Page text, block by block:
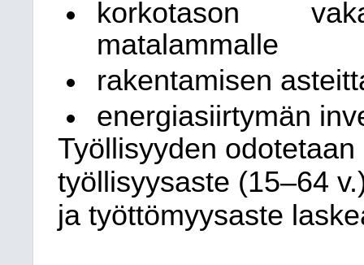
korkotason
matalammalle
rakentamisen
energiasiirtymän
Työllisyyden
työllisyysaste (15–64
ja työttömyysaste